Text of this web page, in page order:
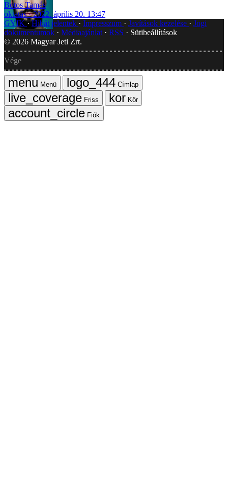
Botos Tamás
oktatás
2022. április 20. 13:47
GYIK Hibát jelentek Impresszum Javítások kezelése
Jogi
dokumentumok
Médiaajánlat RSS
Sütibeállítások
© 2026 Magyar Jeti Zrt.
Vége
Menü
Címlap
Friss
Kör
Fiók